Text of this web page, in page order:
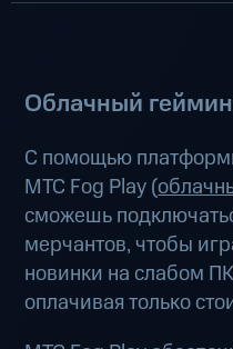
Облачный
С помощью
МТС Fog Play (
сможешь
мерчантов, чтобы
новинки на слабом
оплачивая только